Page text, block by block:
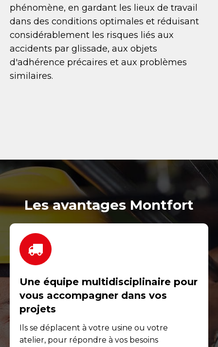
phénomène, en gardant les lieux de travail
dans des conditions optimales et réduisant
considérablement les risques liés aux
accidents par glissade, aux objets
d'adhérence précaires et aux problèmes
similaires.
Les avantages Montfort
Une équipe multidisciplinaire pour
vous accompagner dans vos
projets
Ils se déplacent à votre usine ou votre
atelier, pour répondre à vos besoins